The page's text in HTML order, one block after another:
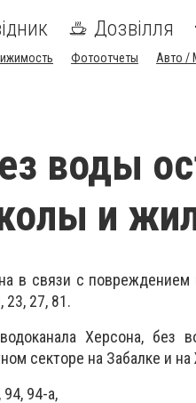
Дозвілля
Фотоотчеты Авто /
воды
и
в связи с
23, 27, 81.
Херсона, без
секторе на Забалке и
94, 94-а,